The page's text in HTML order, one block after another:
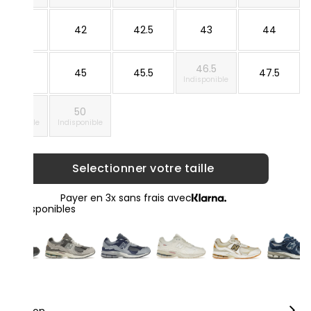
disponibles
42 42.5 43 44
45 45.5 46.5
Indisponible 47.5
50
Indisponible
Selectionner votre taille
Payer en 3x sans frais avec